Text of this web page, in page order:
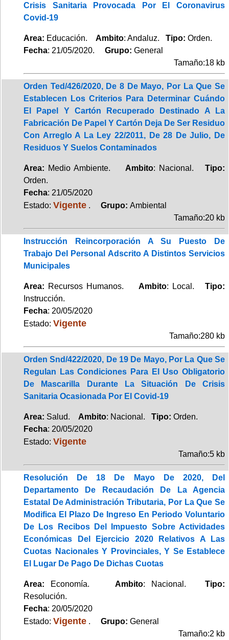
Crisis Sanitaria Provocada Por El Coronavirus
Covid-19
Area: Educación. Ambito: Andaluz. Tipo: Orden.
Fecha: 21/05/2020. Grupo: General
Tamaño:18 kb
Orden Ted/426/2020, De 8 De Mayo, Por La Que Se
Establecen Los Criterios Para Determinar Cuándo
El Papel Y Cartón Recuperado Destinado A La
Fabricación De Papel Y Cartón Deja De Ser Residuo
Con Arreglo A La Ley 22/2011, De 28 De Julio, De
Residuos Y Suelos Contaminados
Area: Medio Ambiente. Ambito: Nacional.Tipo:
Orden.
Fecha: 21/05/2020
Estado: Vigente . Grupo: Ambiental
Tamaño:20 kb
Instrucción Reincorporación A Su Puesto De
Trabajo Del Personal Adscrito A Distintos Servicios
Municipales
Area: Recursos Humanos. Ambito: Local.Tipo:
Instrucción.
Fecha: 20/05/2020
Estado: Vigente
Tamaño:280 kb
Orden Snd/422/2020, De 19 De Mayo, Por La Que Se
Regulan Las Condiciones Para El Uso Obligatorio
De Mascarilla Durante La Situación De Crisis
Sanitaria Ocasionada Por El Covid-19
Area: Salud. Ambito: Nacional. Tipo: Orden.
Fecha: 20/05/2020
Estado: Vigente
Tamaño:5 kb
Resolución De 18 De Mayo De 2020, Del
Departamento De Recaudación De La Agencia
Estatal De Administración Tributaria, Por La Que Se
Modifica El Plazo De Ingreso En Periodo Voluntario
De Los Recibos Del Impuesto Sobre Actividades
Económicas Del Ejercicio 2020 Relativos A Las
Cuotas Nacionales Y Provinciales, Y Se Establece
El Lugar De Pago De Dichas Cuotas
Area: Economía. Ambito: Nacional.Tipo:
Resolución.
Fecha: 20/05/2020
Estado: Vigente . Grupo: General
Tamaño:2 kb